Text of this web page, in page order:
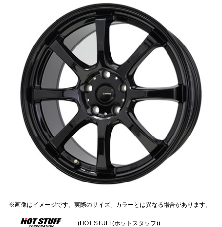
※画像はイメージです。実際のサイズ、カラーとは異なる場合があります。
(HOT STUFF(ホットスタッフ))